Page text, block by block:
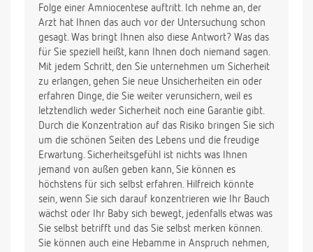
Folge einer Amniocentese auftritt. Ich nehme an, der
Arzt hat Ihnen das auch vor der Untersuchung schon
gesagt. Was bringt Ihnen also diese Antwort? Was das
für Sie speziell heißt, kann Ihnen doch niemand sagen.
Mit jedem Schritt, den Sie unternehmen um Sicherheit
zu erlangen, gehen Sie neue Unsicherheiten ein oder
erfahren Dinge, die Sie weiter verunsichern, weil es
letztendlich weder Sicherheit noch eine Garantie gibt.
Durch die Konzentration auf das Risiko bringen Sie sich
um die schönen Seiten des Lebens und die freudige
Erwartung. Sicherheitsgefühl ist nichts was Ihnen
jemand von außen geben kann, Sie können es
höchstens für sich selbst erfahren. Hilfreich könnte
sein, wenn Sie sich darauf konzentrieren wie Ihr Bauch
wächst oder Ihr Baby sich bewegt, jedenfalls etwas was
Sie selbst betrifft und das Sie selbst merken können.
Sie können auch eine Hebamme in Anspruch nehmen,